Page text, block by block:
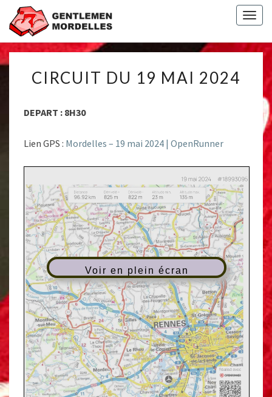
DU
CIRCUIT DU 19 MAI 2024
DEPART : 8H30
Lien GPS : Mordelles – 19 mai 2024 | OpenRunner
Voir en plein écran